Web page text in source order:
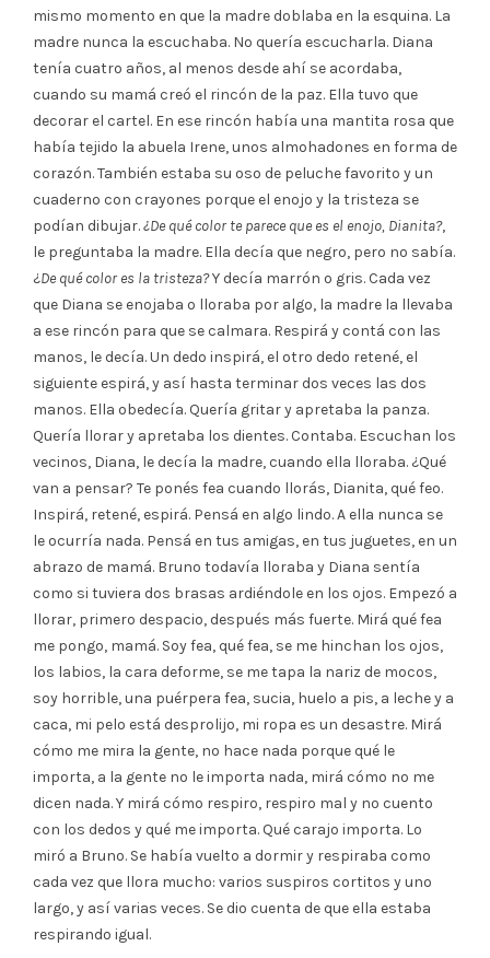
mismo momento en que la madre doblaba en la esquina. La
madre nunca la escuchaba. No quería escucharla. Diana
tenía cuatro años, al menos desde ahí se acordaba,
cuando su mamá creó el rincón de la paz. Ella tuvo que
decorar el cartel. En ese rincón había una mantita rosa que
había tejido la abuela Irene, unos almohadones en forma de
corazón. También estaba su oso de peluche favorito y un
cuaderno con crayones porque el enojo y la tristeza se
podían dibujar.¿De qué color te parece que es el enojo, Dianita?,
le preguntaba la madre. Ella decía que negro, pero no sabía.
¿De qué color es la tristeza?Y decía marrón o gris. Cada vez
que Diana se enojaba o lloraba por algo, la madre la llevaba
a ese rincón para que se calmara. Respirá y contá con las
manos, le decía. Un dedo inspirá, el otro dedo retené, el
siguiente espirá, y así hasta terminar dos veces las dos
manos. Ella obedecía. Quería gritar y apretaba la panza.
Quería llorar y apretaba los dientes. Contaba. Escuchan los
vecinos, Diana, le decía la madre, cuando ella lloraba. ¿Qué
van a pensar? Te ponés fea cuando llorás, Dianita, qué feo.
Inspirá, retené, espirá. Pensá en algo lindo. A ella nunca se
le ocurría nada. Pensá en tus amigas, en tus juguetes, en un
abrazo de mamá. Bruno todavía lloraba y Diana sentía
como si tuviera dos brasas ardiéndole en los ojos. Empezó a
llorar, primero despacio, después más fuerte. Mirá qué fea
me pongo, mamá. Soy fea, qué fea, se me hinchan los ojos,
los labios, la cara deforme, se me tapa la nariz de mocos,
soy horrible, una puérpera fea, sucia, huelo a pis, a leche y a
caca, mi pelo está desprolijo, mi ropa es un desastre. Mirá
cómo me mira la gente, no hace nada porque qué le
importa, a la gente no le importa nada, mirá cómo no me
dicen nada. Y mirá cómo respiro, respiro mal y no cuento
con los dedos y qué me importa. Qué carajo importa. Lo
miró a Bruno. Se había vuelto a dormir y respiraba como
cada vez que llora mucho: varios suspiros cortitos y uno
largo, y así varias veces. Se dio cuenta de que ella estaba
respirando igual.